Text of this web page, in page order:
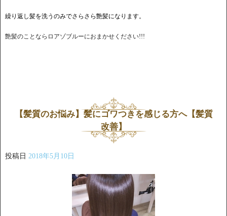
繰り返し髪を洗うのみでさらさら艶髪になります。
艶髪のことならロアゾブルーにおまかせください!!!
【髪質のお悩み】髪にゴワつきを感じる方へ【髪質
改善】
投稿日 2018年5月10日